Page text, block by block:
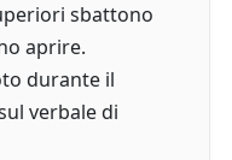
sbattono
aprire.
durante il
verbale di